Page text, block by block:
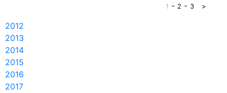
1 - 2 - 3 >
2012
2013
2014
2015
2016
2017